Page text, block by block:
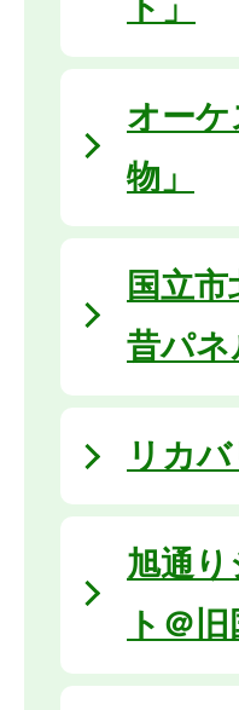
ト」
オー
物」
国立
昔パネ
リカ
旭通
ト＠